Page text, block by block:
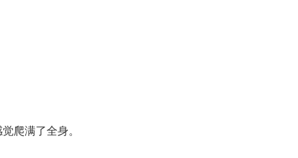
爬满了全身。